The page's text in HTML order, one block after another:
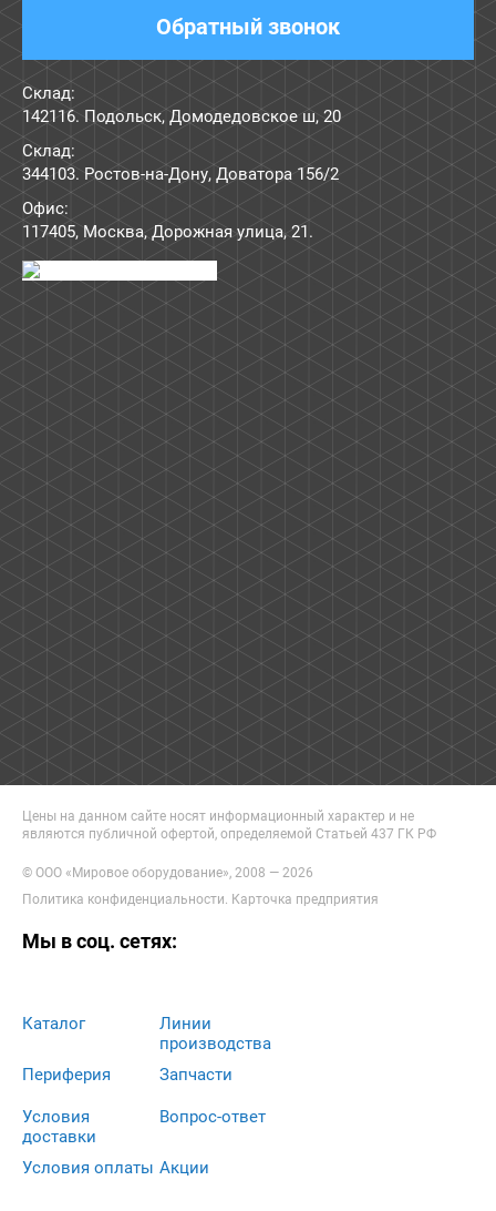
Обратный звонок
Склад:
142116. Подольск, Домодедовское ш, 20
Склад:
344103. Ростов-на-Дону, Доватора 156/2
Офис:
117405, Москва, Дорожная улица, 21.
Цены на данном сайте носят информационный характер и не
являются публичной офертой, определяемой Статьей 437 ГК РФ
© ООО «Мировое оборудование», 2008 — 2026
Политика конфиденциальности Карточка предприятия
Мы в соц. сетях:
Каталог
Периферия
Линии
производства
Запчасти
Условия
доставки
Условия оплаты
Вопрос-ответ
Акции